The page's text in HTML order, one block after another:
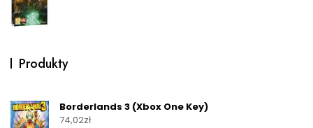
Produkty
Borderlands 3 (Xbox One Key)
74,02zł